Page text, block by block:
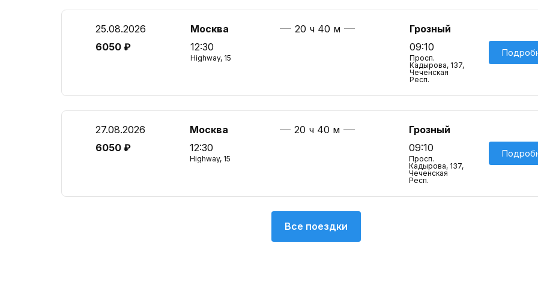
25.08.2026
6050 ₽
Москва
12:30
Highway, 15
20 ч 40 м
Грозный
09:10
Просп.
Кадырова, 137,
Чеченская
Респ.
27.08.2026
6050 ₽
Москва
12:30
Highway, 15
20 ч 40 м
Грозный
09:10
Просп.
Кадырова, 137,
Чеченская
Респ.
Все поездки